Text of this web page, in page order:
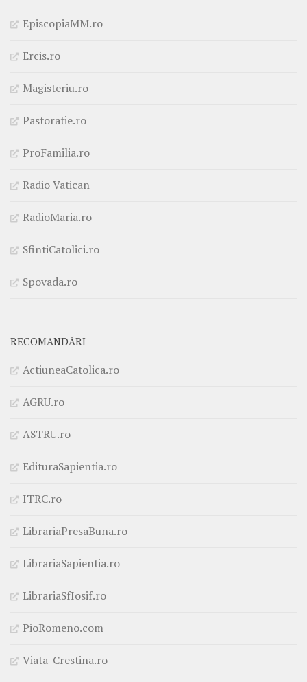
EpiscopiaMM.ro
Ercis.ro
Magisteriu.ro
Pastoratie.ro
ProFamilia.ro
Radio Vatican
RadioMaria.ro
SfintiCatolici.ro
Spovada.ro
RECOMANDĂRI
ActiuneaCatolica.ro
AGRU.ro
ASTRU.ro
EdituraSapientia.ro
ITRC.ro
LibrariaPresaBuna.ro
LibrariaSapientia.ro
LibrariaSfIosif.ro
PioRomeno.com
Viata-Crestina.ro